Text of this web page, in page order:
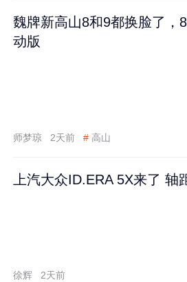
魏牌新高山8和9都换脸了，
动版
师梦琼 2天前 # 高山
上汽大众ID.ERA 5X来了 轴
徐辉 2天前